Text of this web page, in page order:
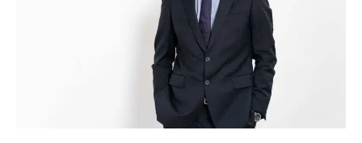
DERECHO
CONCURSAL
REESTRUCTURACIÓN
DE DEUDA
ABOGADO EN
DERECHO
MERCANTIL Y
OFICINAS
DESPACHO
ABOGADOS EN
CASTELLÓN
ACTUALIDAD
INFORMACIÓN DE
INTERÉS